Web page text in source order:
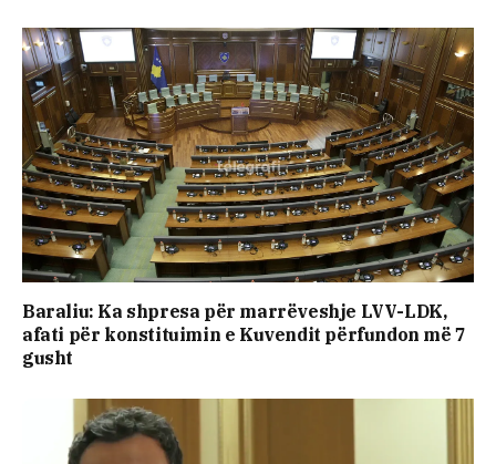
Baraliu: Ka shpresa për marrëveshje LVV-LDK,
afati për konstituimin e Kuvendit përfundon më 7
gusht